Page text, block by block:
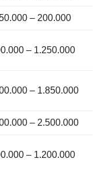
– 200.000
– 1.250.000
– 1.850.000
– 2.500.000
– 1.200.000